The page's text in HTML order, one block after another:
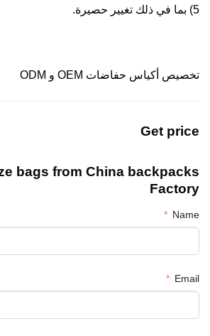
5) بما في ذلك تغيير حصيرة.
تخصيص أكياس حفاضات OEM و ODM
Get price
bags from China backpacks
Factory
Name
Email